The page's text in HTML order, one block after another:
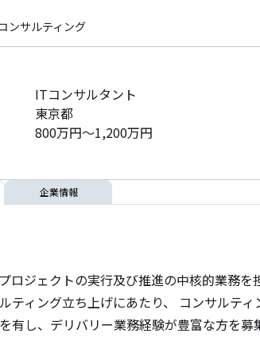
ンサルティング
ITコンサルタント
東京都
800万円～1,200万円
企業情報
ロジェクトの実行及び推進の中核的業務を
ティング立ち上げにあたり、 コンサルティ
有し、デリバリー業務経験が豊富な方を募